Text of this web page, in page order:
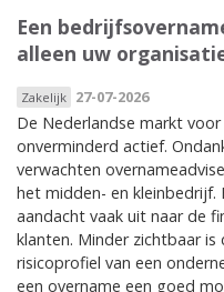
Een
alleen uw
Zakelijk 27-07-2026
De Nederlandse markt
onverminderd actief.
verwachten
het midden- en kleinbedrijf.
aandacht vaak uit naar de
klanten. Minder zichtbaar
risicoprofiel van een
een overname een goed